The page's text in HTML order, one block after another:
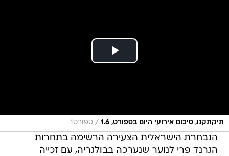
תיקתקנו, סיכום אירועי היום בספורט, 1.6 / ספורט1
הנבחרת הישראלית הצעירה הרשימה בתחרות
הגרנד פרי לנוער שנערכה בבולגריה, עם זכייה